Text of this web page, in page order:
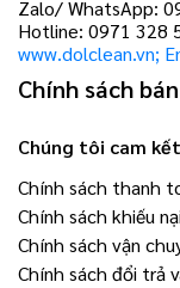
Zalo/ WhatsApp:
Hotline: 0971 328
www.dolclean.vn;
Chính sách
Chúng tôi cam
Chính sách thanh
Chính sách khiếu nại
Chính sách vận
Chính sách đổi trả